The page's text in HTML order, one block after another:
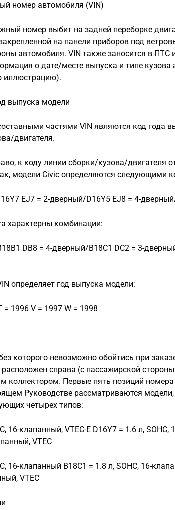
номер автомобиля (VIN)
номер выбит на задней переборке
на панели приборов под
автомобиля. VIN также заносится в ПТС
о дате/месте выпуска и типе кузова
иллюстрацию).
выпуска модели
частями VIN являются код года
двигателя.
к коду линии сборки/кузова/двигателя
модели Civic определяются следующими
EJ7 = 2-дверный/D16Y5 EJ8 = 4-
характерны комбинации:
DВ8 = 4-дверный/В18С1 DС2 = 3-
определяет год выпуска модели:
= 1996 V = 1997 W = 1998
которого невозможно обойтись при
расположен справа (с пассажирской
коллектором. Первые пять позиций
Руководстве рассматриваются
четырех типов:
16-клапанный, VTEC-Е D16Y7 = 1.6 л,
VTEC
16-клапанный В18С1 = 1.8 л, SOHC, 16-
VTEC